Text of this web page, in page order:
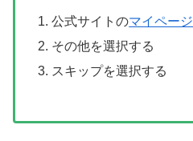
公式サイトのマイページ
その他を選択する
スキップを選択する